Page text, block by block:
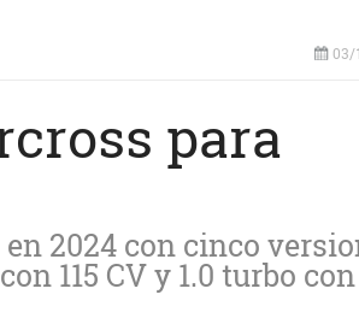
03/
para
2024 con cinco
115 CV y 1.0 turbo con